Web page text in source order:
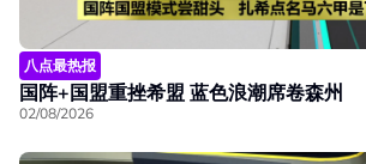
八点最热报
国阵+国盟重挫希盟 蓝色浪潮席卷森州
02/08/2026